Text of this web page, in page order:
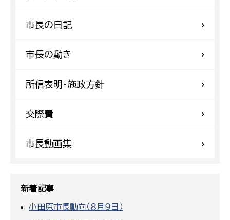
市長の日記
市長の動き
所信表明・施政方針
交際費
市長動画集
新着記事
小田原市長動向（８月９日）